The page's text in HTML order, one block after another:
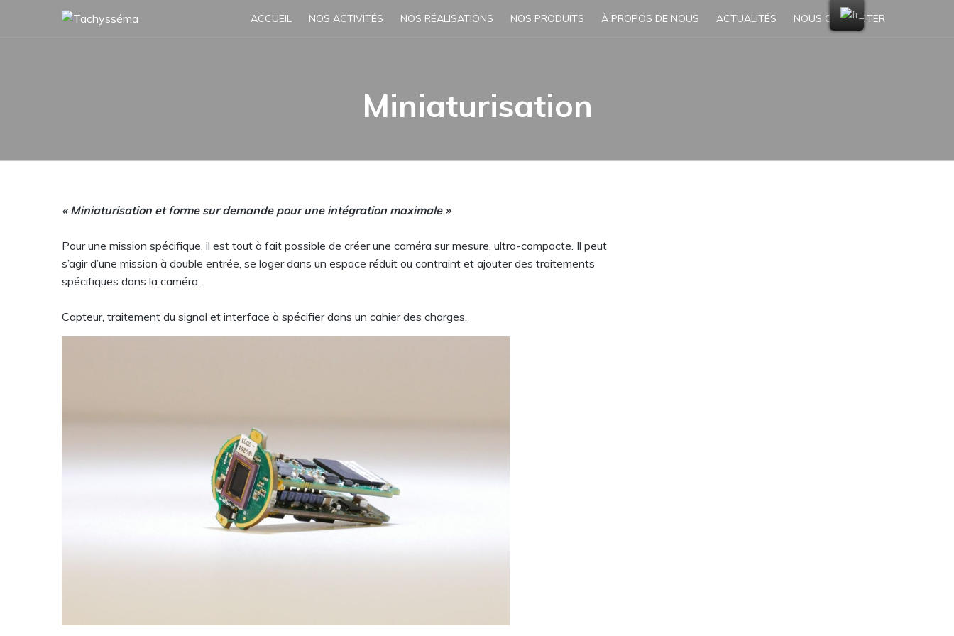
ACCUEIL NOS ACTIVITÉS NOS RÉALISATIONS NOS PRODUITS À PROPOS DE NOUS ACTUALITÉS NOUS CONTACTER
Miniaturisation
« Miniaturisation et forme sur demande pour une intégration maximale »
Pour une mission spécifique, il est tout à fait possible de créer une caméra sur mesure, ultra-compacte. Il peut
s’agir d’une mission à double entrée, se loger dans un espace réduit ou contraint et ajouter des traitements
spécifiques dans la caméra.
Capteur, traitement du signal et interface à spécifier dans un cahier des charges.